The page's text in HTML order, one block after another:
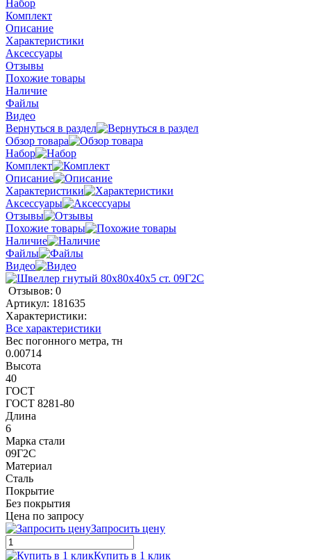
Набор
Комплект
Описание
Характеристики
Аксессуары
Отзывы
Похожие товары
Наличие
Файлы
Видео
Вернуться в раздел
Обзор товара
Набор
Комплект
Описание
Характеристики
Аксессуары
Отзывы
Похожие товары
Наличие
Файлы
Видео
Отзывов: 0
Артикул: 181635
Характеристики:
Все характеристики
Вес погонного метра, тн
0.00714
Высота
40
ГОСТ
ГОСТ 8281-80
Длина
6
Марка стали
09Г2С
Материал
Сталь
Покрытие
Без покрытия
Цена по запросу
Запросить цену
Купить в 1 клик